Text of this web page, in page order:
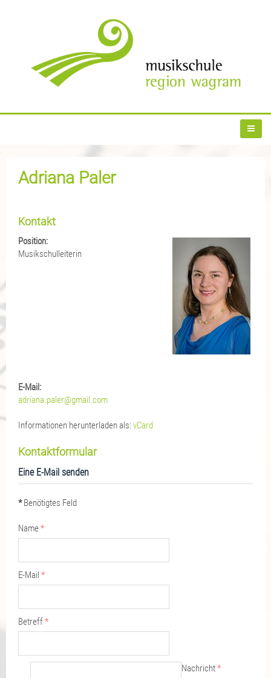
Adriana Paler
Kontakt
Position:
Musikschulleiterin
E-Mail:
adriana.paler@gmail.com
Informationen herunterladen als: vCard
Kontaktformular
Eine E-Mail senden
*Benötigtes Feld
Name*
E-Mail *
Betreff*
Nachricht*